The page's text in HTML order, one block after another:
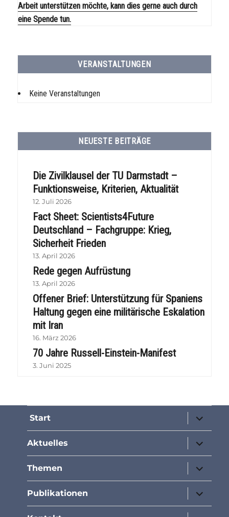
Arbeit unterstützen möchte, kann dies gerne auch durch
eine Spende tun.
VERANSTALTUNGEN
Keine Veranstaltungen
NEUESTE BEITRÄGE
Die Zivilklausel der TU Darmstadt –
Funktionsweise, Kriterien, Aktualität
12. Juli 2026
Fact Sheet: Scientists4Future
Deutschland – Fachgruppe: Krieg,
Sicherheit Frieden
13. April 2026
Rede gegen Aufrüstung
13. April 2026
Offener Brief: Unterstützung für Spaniens
Haltung gegen eine militärische Eskalation
mit Iran
16. März 2026
70 Jahre Russell-Einstein-Manifest
3. Juni 2025
Start
öffnen
Aktuelles
öffnen
Themen
öffnen
Publikationen
öffnen